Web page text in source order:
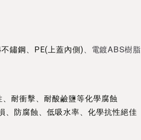
鏽鋼、PE(上蓋內側)、 電鍍ABS樹脂
、耐衝擊、耐酸鹼鹽等化學腐蝕
、防腐蝕、低吸水率、化學抗性絕佳